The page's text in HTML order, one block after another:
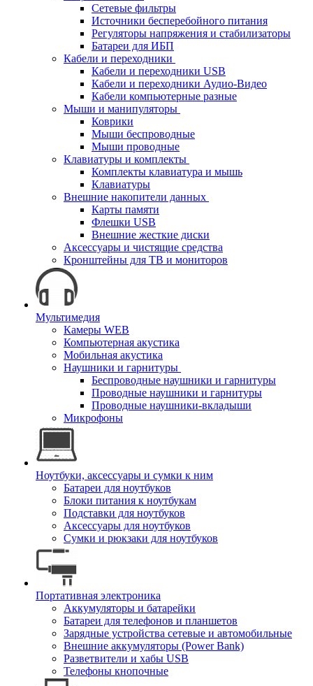
Сетевые фильтры
Источники бесперебойного питания
Регуляторы напряжения и стабилизаторы
Батареи для ИБП
Кабели и переходники
Кабели и переходники USB
Кабели и переходники Аудио-Видео
Кабели компьютерные разные
Мыши и манипуляторы
Коврики
Мыши беспроводные
Мыши проводные
Клавиатуры и комплекты
Комплекты клавиатура и мышь
Клавиатуры
Внешние накопители данных
Карты памяти
Флешки USB
Внешние жесткие диски
Аксессуары и чистящие средства
Кронштейны для ТВ и мониторов
Мультимедия
Камеры WEB
Компьютерная акустика
Мобильная акустика
Наушники и гарнитуры
Беспроводные наушники и гарнитуры
Проводные наушники и гарнитуры
Проводные наушники-вкладыши
Микрофоны
Ноутбуки, аксессуары и сумки к ним
Батареи для ноутбуков
Блоки питания к ноутбукам
Подставки для ноутбуков
Аксессуары для ноутбуков
Сумки и рюкзаки для ноутбуков
Портативная электроника
Аккумуляторы и батарейки
Батареи для телефонов и планшетов
Зарядные устройства сетевые и автомобильные
Внешние аккумуляторы (Power Bank)
Разветвители и хабы USB
Телефоны кнопочные